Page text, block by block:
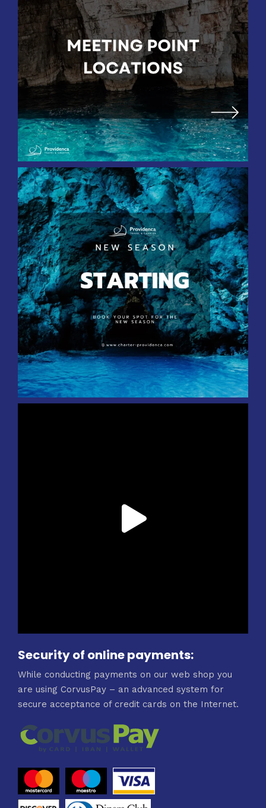
Security of online payments:
While conducting payments on our web shop you
are using CorvusPay – an advanced system for
secure acceptance of credit cards on the Internet.